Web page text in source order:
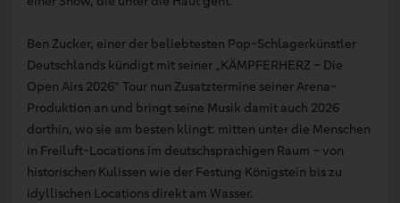
Ben Zucker, einer der beliebtesten Pop-Schlagerkünstler
Deutschlands kündigt mit seiner „KÄMPFERHERZ – Die
Open Airs 2026“ Tour nun Zusatztermine seiner Arena-
Produktion an und bringt seine Musik damit auch 2026
dorthin, wo sie am besten klingt: mitten unter die Menschen
in Freiluft-Locations im deutschsprachigen Raum – von
historischen Kulissen wie der Festung Königstein bis zu
idyllischen Locations direkt am Wasser.